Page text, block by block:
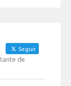
Seguir
de